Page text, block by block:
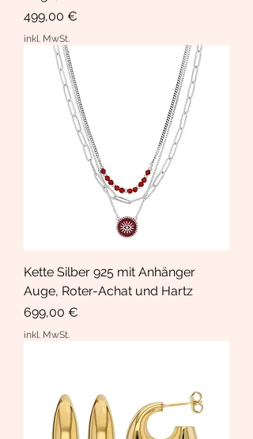
Preis
499,00 €
inkl. MwSt.
Kette Silber 925 mit Anhänger
Auge, Roter-Achat und Hartz
Preis
699,00 €
inkl. MwSt.